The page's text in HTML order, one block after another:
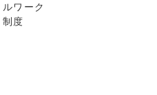
ルワーク
制度